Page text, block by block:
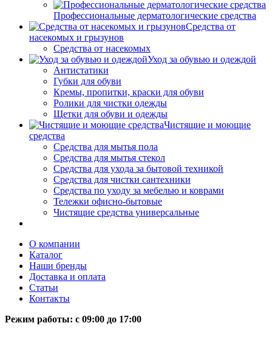
Профессиональные дерматологические средства
Средства от
насекомых и грызунов
Средства от насекомых
Уход за обувью и одеждой
Антистатики
Губки для обуви
Кремы, пропитки, краски для обуви
Ролики для чистки одежды
Щетки для обуви и одежды
Чистящие и моющие
средства
Средства для мытья пола
Средства для мытья стекол
Средства для ухода за бытовой техникой
Средства для чистки сантехники
Средства по уходу за мебелью и коврами
Тележки офисно-бытовые
Чистящие средства универсальные
О компании
Каталог
Наши бренды
Доставка и оплата
Статьи
Контакты
Режим работы: c 09:00 до 17:00